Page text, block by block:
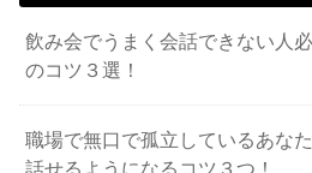
飲み会でうまく会話できない人
のコツ３選！
職場で無口で孤立しているあな
話せるようになるコツ３つ！